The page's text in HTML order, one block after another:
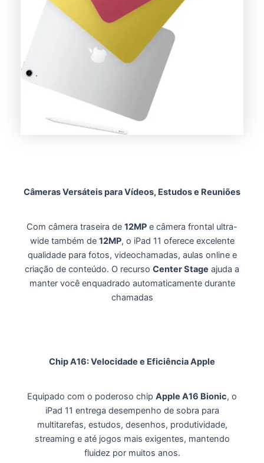
Câmeras Versáteis para Vídeos, Estudos e Reuniões
Com câmera traseira de 12MP e câmera frontal ultra-
wide também de 12MP, o iPad 11 oferece excelente
qualidade para fotos, videochamadas, aulas online e
criação de conteúdo. O recurso Center Stage ajuda a
manter você enquadrado automaticamente durante
chamadas
Chip A16: Velocidade e Eficiência Apple
Equipado com o poderoso chip Apple A16 Bionic, o
iPad 11 entrega desempenho de sobra para
multitarefas, estudos, desenhos, produtividade,
streaming e até jogos mais exigentes, mantendo
fluidez por muitos anos.